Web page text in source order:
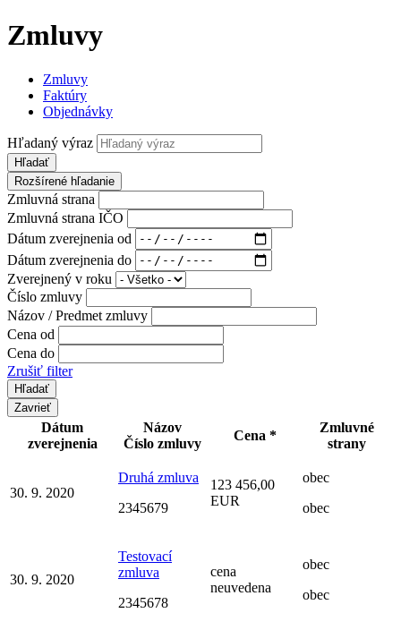
Zmluvy
Zmluvy
Faktúry
Objednávky
Hľadaný výraz
Hľadať
Rozšírené hľadanie
Zmluvná strana
Zmluvná strana IČO
Dátum zverejnenia od
Dátum zverejnenia do
Zverejnený v roku
Číslo zmluvy
Názov / Predmet zmluvy
Cena od
Cena do
Zrušiť filter
Zavrieť
Dátum
zverejnenia
Názov
Číslo zmluvy
Cena *
Zmluvné
strany
30. 9. 2020
Druhá zmluva
2345679
123 456,00
EUR
obec
obec
30. 9. 2020
Testovací
zmluva
2345678
cena
neuvedena
obec
obec